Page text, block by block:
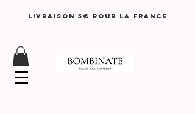
LIVRAISON 5€ pour lA FRANCE